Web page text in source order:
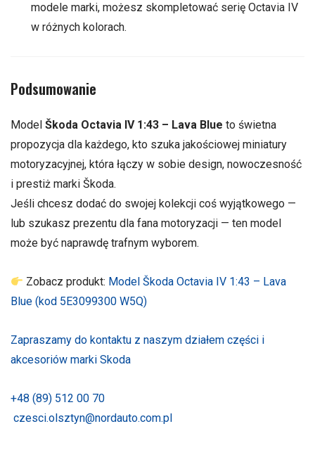
modele marki, możesz skompletować serię Octavia IV
w różnych kolorach.
Podsumowanie
Model Škoda Octavia IV 1:43 – Lava Blue to świetna
propozycja dla każdego, kto szuka jakościowej miniatury
motoryzacyjnej, która łączy w sobie design, nowoczesność
i prestiż marki Škoda.
Jeśli chcesz dodać do swojej kolekcji coś wyjątkowego —
lub szukasz prezentu dla fana motoryzacji — ten model
może być naprawdę trafnym wyborem.
Zobacz produkt: Model Škoda Octavia IV 1:43 – Lava
Blue (kod 5E3099300 W5Q)
Zapraszamy do kontaktu z naszym działem części i
akcesoriów marki Skoda
+48 (89) 512 00 70
czesci.olsztyn@nordauto.com.pl